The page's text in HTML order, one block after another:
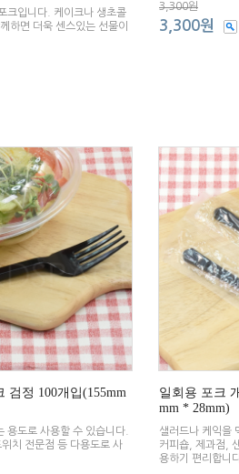
크입니다. 케이크나 생초콜
하면 더욱 센스있는 선물이
3,300원
3,300원
검정 100개입(155mm
용도로 사용할 수 있습니다.
치 전문점 등 다용도로 사
일회용 포크
mm * 28mm)
샐러드나 케익을
커피숍, 제과점,
용하기 편리합니